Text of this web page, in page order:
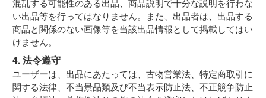
混乱する可能性のある出品、商品説明で十分な説明を行わな
い出品等を行ってはなりません。また、出品者は、出品する
商品と関係のない画像等を当該出品情報として掲載してはい
けません。
4. 法令遵守
ユーザーは、出品にあたっては、古物営業法、特定商取引に
関する法律、不当景品類及び不当表示防止法、不正競争防止